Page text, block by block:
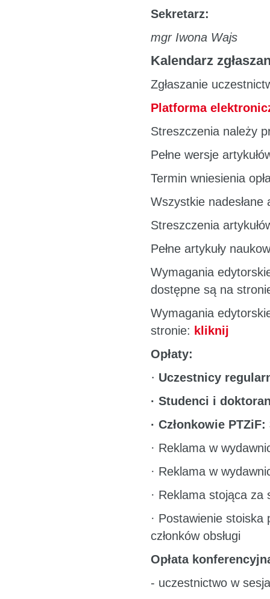
Sekretarz:
mgr Iwona Wajs
Kalendarz
Zgłaszanie
Platforma
Streszczenia należy
Pełne wersje
Termin wniesienia
Wszystkie nadesłane
Streszczenia
Pełne artykuły
Wymagania
dostępne są na
Wymagania
stronie: kliknij
Opłaty:
· Uczestnicy
· Studenci i
· Członkowie PTZiF:
· Reklama w
· Reklama w
· Reklama stojąca za
· Postawienie
członków obsługi
Opłata
- uczestnictwo w